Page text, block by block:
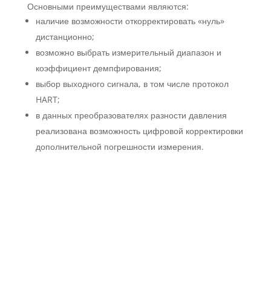
Основными преимуществами являются:
наличие возможности откорректировать «нуль»
дистанционно;
возможно выбрать измерительный диапазон и
коэффициент демпфирования;
выбор выходного сигнала, в том числе протокол
HART;
в данных преобразователях разности давления
реализована возможность цифровой корректировки
дополнительной погрешности измерения.